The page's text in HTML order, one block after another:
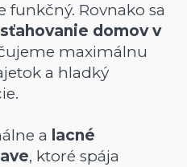
funkčný. Rovnako sa
sťahovanie domov v
maximálnu
a hladký
a lacné
, ktoré spája